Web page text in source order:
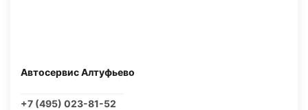
Автосервис Алтуфьево
+7 (495) 023-81-52